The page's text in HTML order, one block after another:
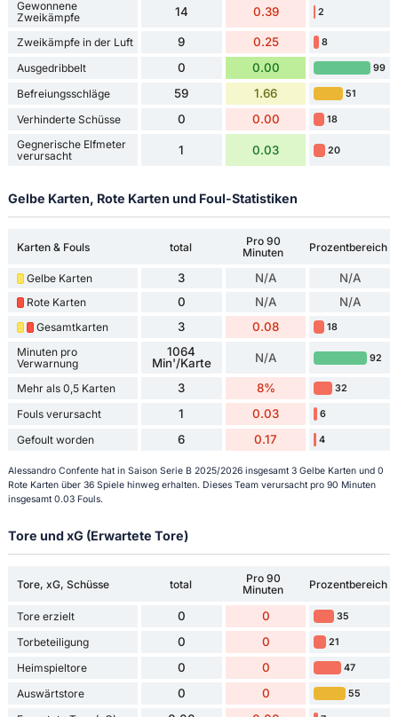
Gewonnene
Zweikämpfe
14 0.39 2
Zweikämpfe in der Luft 9 0.25 8
Ausgedribbelt 0 0.00 99
Befreiungsschläge 59 1.66 51
Verhinderte Schüsse 0 0.00 18
Gegnerische Elfmeter
verursacht
1 0.03 20
Gelbe Karten, Rote Karten und Foul-Statistiken
Karten & Fouls total
Pro 90
Minuten
Prozentbereich
Gelbe Karten 3 N/A N/A
Rote Karten 0 N/A N/A
Gesamtkarten 3 0.08 18
Minuten pro
Verwarnung
1064
Min'/Karte
N/A 92
Mehr als 0,5 Karten 3 8% 32
Fouls verursacht 1 0.03 6
Gefoult worden 6 0.17 4
Alessandro Confente hat in Saison Serie B 2025/2026 insgesamt 3 Gelbe Karten und 0
Rote Karten über 36 Spiele hinweg erhalten. Dieses Team verursacht pro 90 Minuten
insgesamt 0.03 Fouls.
Tore und xG (Erwartete Tore)
Tore, xG, Schüsse total
Pro 90
Minuten
Prozentbereich
Tore erzielt 0 0 35
Torbeteiligung 0 0 21
Heimspieltore 0 0 47
Auswärtstore 0 0 55